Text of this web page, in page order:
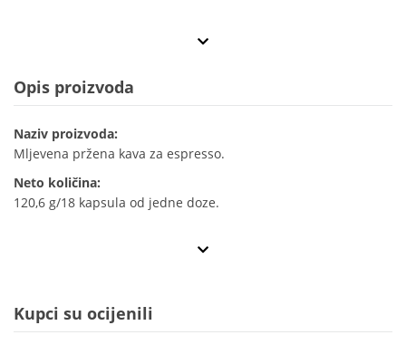
Opis proizvoda
Naziv proizvoda:
Mljevena pržena kava za espresso.
Neto količina:
120,6 g/18 kapsula od jedne doze.
Kupci su ocijenili